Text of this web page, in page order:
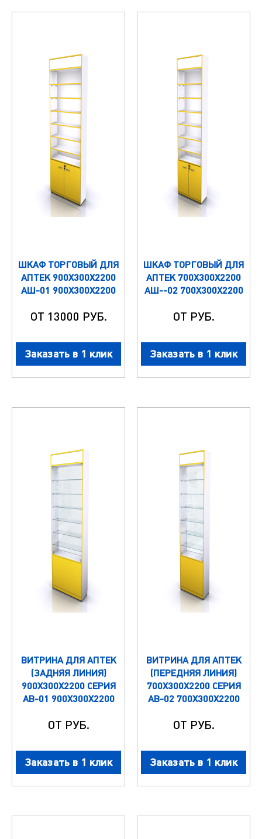
ШКАФ ТОРГОВЫЙ ДЛЯ
АПТЕК 900Х300Х2200
АШ-01 900Х300Х2200
ОТ 13000 РУБ.
Заказать в 1 клик
ШКАФ ТОРГОВЫЙ ДЛЯ
АПТЕК 700Х300Х2200
АШ--02 700Х300Х2200
ОТ РУБ.
Заказать в 1 клик
ВИТРИНА ДЛЯ АПТЕК
(ЗАДНЯЯ ЛИНИЯ)
900Х300Х2200 СЕРИЯ
АВ-01 900Х300Х2200
ОТ РУБ.
Заказать в 1 клик
ВИТРИНА ДЛЯ АПТЕК
(ПЕРЕДНЯЯ ЛИНИЯ)
700Х300Х2200 СЕРИЯ
АВ-02 700Х300Х2200
ОТ РУБ.
Заказать в 1 клик